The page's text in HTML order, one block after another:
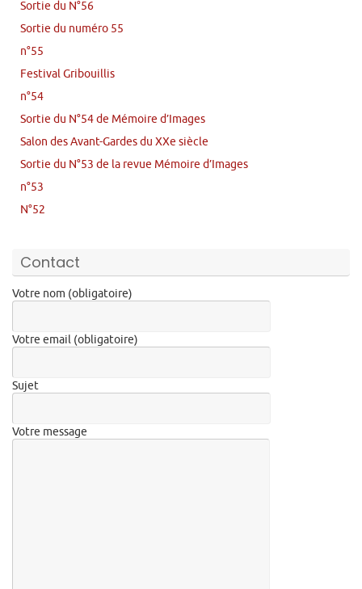
Sortie du N°56
Sortie du numéro 55
n°55
Festival Gribouillis
n°54
Sortie du N°54 de Mémoire d’Images
Salon des Avant-Gardes du XXe siècle
Sortie du N°53 de la revue Mémoire d’Images
n°53
N°52
Contact
Votre nom (obligatoire)
Votre email (obligatoire)
Sujet
Votre message